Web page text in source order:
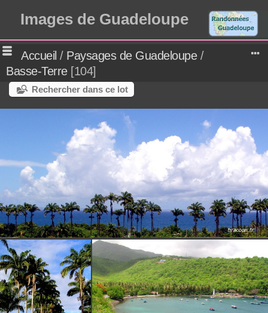
Images de Guadeloupe
Accueil / Paysages de Guadeloupe/
Basse-Terre 104
Rechercher dans ce lot